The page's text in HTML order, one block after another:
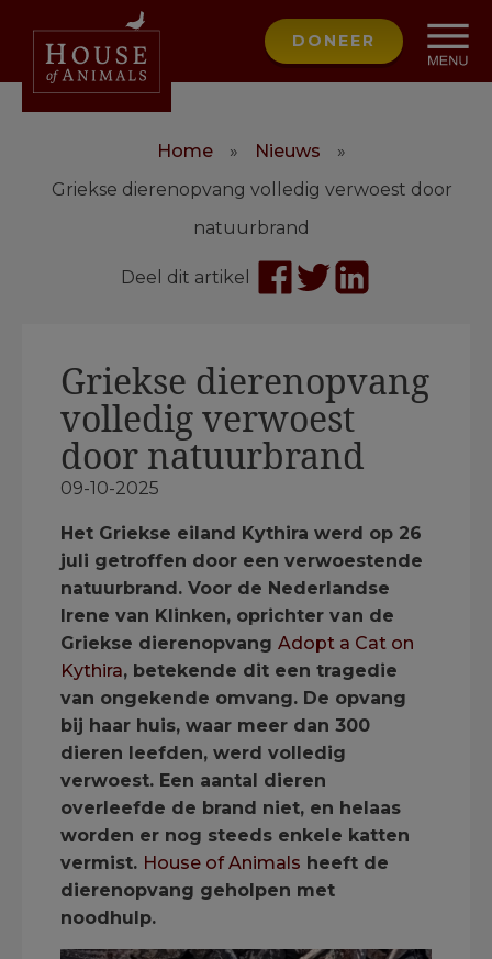
DONEER
Home » Nieuws
»
Griekse dierenopvang volledig verwoest door
natuurbrand
Deel dit artikel
Griekse dierenopvang
volledig verwoest
door natuurbrand
09-10-2025
Het Griekse eiland Kythira werd op 26
juli getroffen door een verwoestende
natuurbrand. Voor de Nederlandse
Irene van Klinken, oprichter van de
Griekse dierenopvang Adopt a Cat on
Kythira, betekende dit een tragedie
van ongekende omvang. De opvang
bij haar huis, waar meer dan 300
dieren leefden, werd volledig
verwoest. Een aantal dieren
overleefde de brand niet, en helaas
worden er nog steeds enkele katten
vermist. House of Animals heeft de
dierenopvang geholpen met
noodhulp.